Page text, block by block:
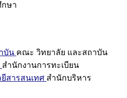
ษา
บัน คณะ วิทยาลัย และสถาบัน
สำนักงานการทะเบียน
สารสนเทศ สำนักบริหาร